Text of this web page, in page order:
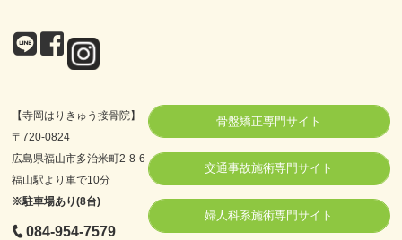
【寺岡はりきゅう接骨院】
〒720-0824
広島県福山市多治米町2-8-6
福山駅より車で10分
※駐車場あり(8台)
084-954-7579
骨盤矯正専門サイト
交通事故施術専門サイト
婦人科系施術専門サイト